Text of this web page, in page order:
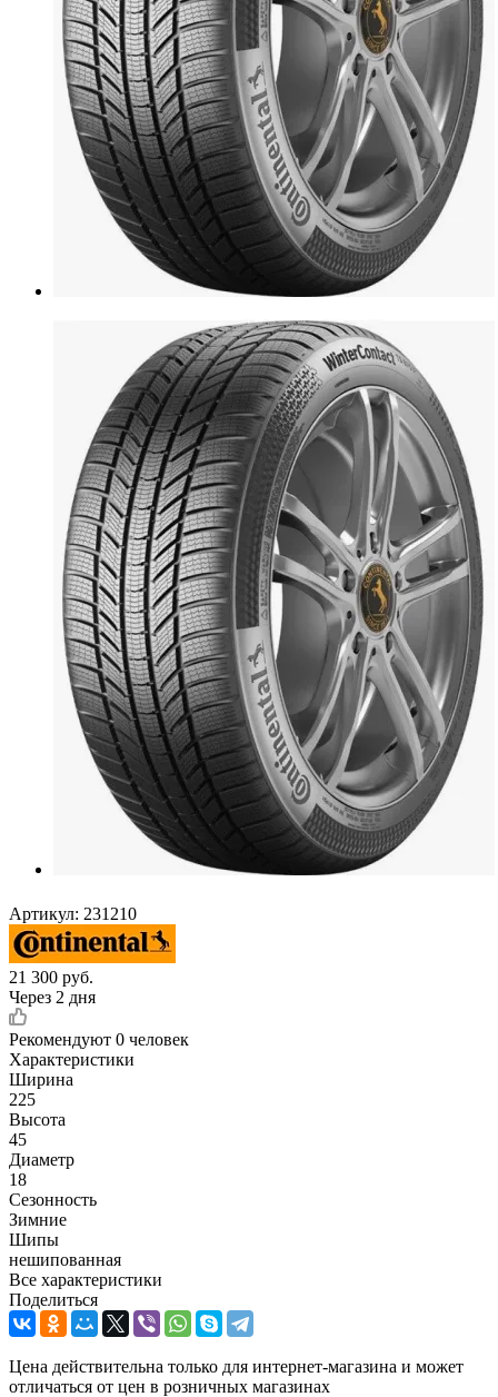
Артикул: 231210
21 300 руб.
Через 2 дня
Рекомендуют 0 человек
Характеристики
Ширина
225
Высота
45
Диаметр
18
Сезонность
Зимние
Шипы
нешипованная
Все характеристики
Поделиться
Цена действительна только для интернет-магазина и может
отличаться от цен в розничных магазинах